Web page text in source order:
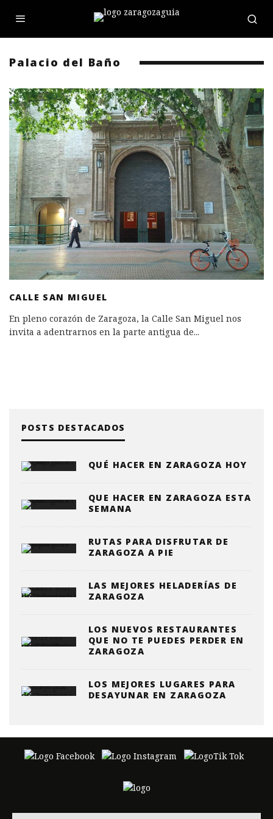
Palacio del Baño
CALLE SAN MIGUEL
En pleno corazón de Zaragoza, la Calle San Miguel nos
invita a adentrarnos en la parte antigua de...
POSTS DESTACADOS
QUÉ HACER EN ZARAGOZA HOY
QUE HACER EN ZARAGOZA ESTA
SEMANA
RUTAS PARA DISFRUTAR DE
ZARAGOZA A PIE
LAS MEJORES HELADERÍAS DE
ZARAGOZA
LOS NUEVOS RESTAURANTES
QUE NO TE PUEDES PERDER EN
ZARAGOZA
LOS MEJORES LUGARES PARA
DESAYUNAR EN ZARAGOZA